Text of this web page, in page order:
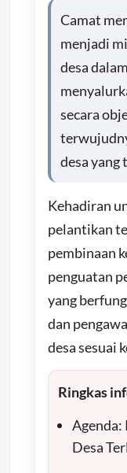
Camat
menjadi
desa
secara
desa yang
Kehadiran
pelantikan
pembinaan
penguatan
yang
dan
desa sesuai
Ringkas
Desa